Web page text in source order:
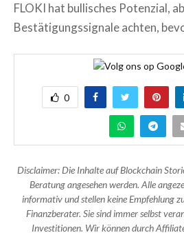
FLOKI hat bullisches Potenzial,
Bestätigungssignale achten,
0
Disclaimer: Die Inhalte auf Blockchain
Beratung angesehen werden. Alle
informativ und stellen keine Empfehlung
Finanzberater. Sie sind immer selbst
Investitionen. Wir können durch